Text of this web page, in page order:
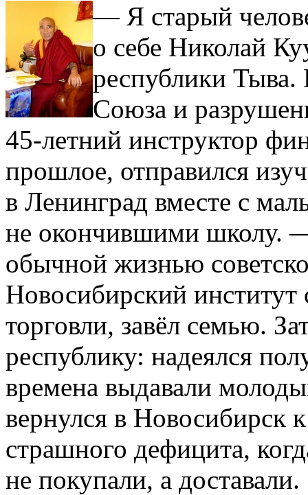
— Я старый
о себе Николай
республики Тыва.
Союза и
45-летний инструктор
прошлое, отправился
в Ленинград вместе с
не окончившими школу.
обычной жизнью
Новосибирский институт
торговли, завёл семью.
республику: надеялся
времена выдавали
вернулся в Новосибирск
страшного дефицита,
не покупали, а доставали.